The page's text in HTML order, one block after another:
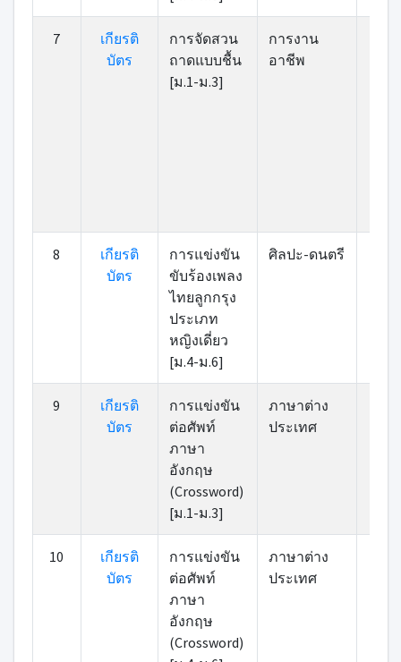
7
เกียรติ
บัตร
การจัดสวน
ถาดแบบชื้น
[ม.1-ม.3]
การงาน
อาชีพ
8
เกียรติ
บัตร
การแข่งขัน
ขับร้องเพลง
ไทยลูกกรุง
ประเภท
หญิงเดี่ยว
[ม.4-ม.6]
ศิลปะ-ดนตรี
9
เกียรติ
บัตร
การแข่งขัน
ต่อศัพท์
ภาษา
อังกฤษ
(Crossword)
[ม.1-ม.3]
ภาษาต่าง
ประเทศ
10
เกียรติ
บัตร
การแข่งขัน
ต่อศัพท์
ภาษา
อังกฤษ
(Crossword)
ภาษาต่าง
ประเทศ